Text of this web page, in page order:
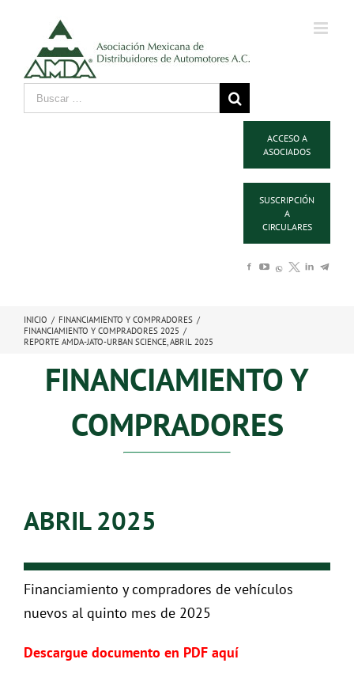
ACCESO A
ASOCIADOS
SUSCRIPCIÓN
A
CIRCULARES
INICIO / FINANCIAMIENTO Y COMPRADORES /
FINANCIAMIENTO Y COMPRADORES 2025 /
REPORTE AMDA-JATO-URBAN SCIENCE, ABRIL 2025
FINANCIAMIENTO Y
COMPRADORES
ABRIL 2025
Financiamiento y compradores de vehículos
nuevos al quinto mes de 2025
Descargue documento en PDF aquí